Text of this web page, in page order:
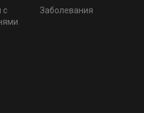
с
Заболевания